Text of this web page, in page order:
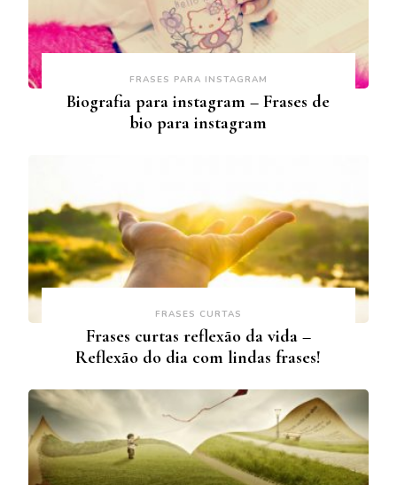
FRASES PARA INSTAGRAM
Biografia para instagram – Frases de
bio para instagram
FRASES CURTAS
Frases curtas reflexão da vida –
Reflexão do dia com lindas frases!